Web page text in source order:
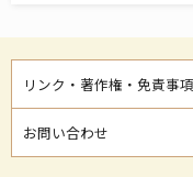
リンク・著作権・免責事項
お問い合わせ